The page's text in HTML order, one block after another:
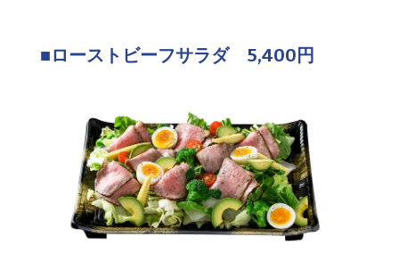
■ローストビーフサラダ 5,400円